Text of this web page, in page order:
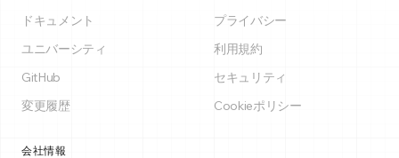
ドキュメント
ユニバーシティ
GitHub
変更履歴
プライバシー
利用規約
セキュリティ
Cookieポリシー
会社情報